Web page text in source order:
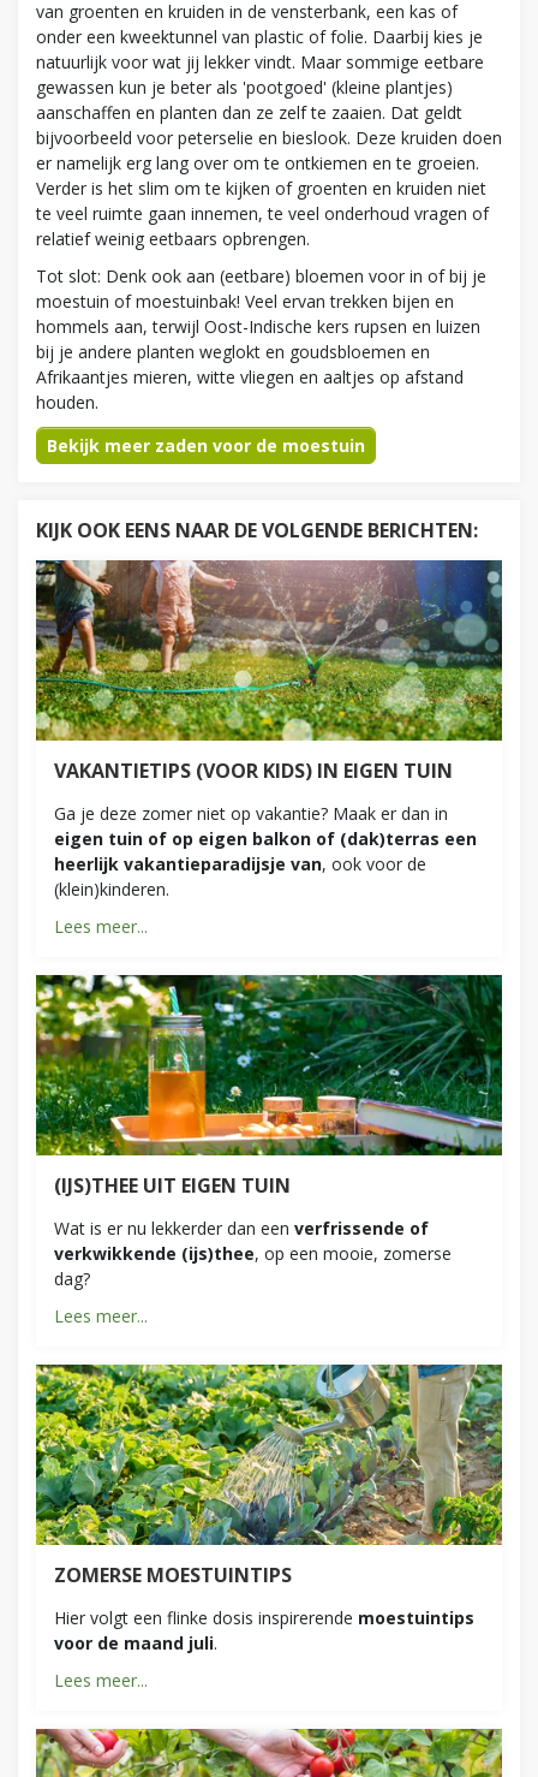
van groenten en kruiden in de vensterbank, een kas of
onder een kweektunnel van plastic of folie. Daarbij kies je
natuurlijk voor wat jij lekker vindt. Maar sommige eetbare
gewassen kun je beter als 'pootgoed' (kleine plantjes)
aanschaffen en planten dan ze zelf te zaaien. Dat geldt
bijvoorbeeld voor peterselie en bieslook. Deze kruiden doen
er namelijk erg lang over om te ontkiemen en te groeien.
Verder is het slim om te kijken of groenten en kruiden niet
te veel ruimte gaan innemen, te veel onderhoud vragen of
relatief weinig eetbaars opbrengen.
Tot slot: Denk ook aan (eetbare) bloemen voor in of bij je
moestuin of moestuinbak! Veel ervan trekken bijen en
hommels aan, terwijl Oost-Indische kers rupsen en luizen
bij je andere planten weglokt en goudsbloemen en
Afrikaantjes mieren, witte vliegen en aaltjes op afstand
houden.
Bekijk meer zaden voor de moestuin
KIJK OOK EENS NAAR DE VOLGENDE BERICHTEN:
VAKANTIETIPS (VOOR KIDS) IN EIGEN TUIN
Ga je deze zomer niet op vakantie? Maak er dan in
eigen tuin of op eigen balkon of (dak)terras een
heerlijk vakantieparadijsje van, ook voor de
(klein)kinderen.
Lees meer...
(IJS)THEE UIT EIGEN TUIN
Wat is er nu lekkerder dan een verfrissende of
verkwikkende (ijs)thee, op een mooie, zomerse
dag?
Lees meer...
ZOMERSE MOESTUINTIPS
Hier volgt een flinke dosis inspirerende moestuintips
voor de maand juli.
Lees meer...